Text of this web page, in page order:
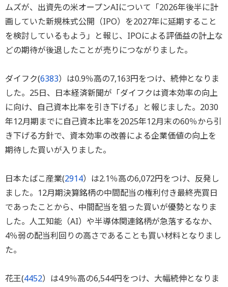
ムズが、出資先の米オープンAIについて「2026年後半に計
画していた新規株式公開（IPO）を2027年に延期すること
を検討しているもよう」と報じ、IPOによる評価益の計上な
どの期待が後退したことが売りにつながりました。
ダイフク(6383）は0.9％高の7,163円をつけ、続伸となりま
した。25日、日本経済新聞が「ダイフクは資本効率の向上
に向け、自己資本比率を引き下げる」と報じました。2030
年12月期までに自己資本比率を2025年12月末の60％から引
き下げる方針で、資本効率の改善による企業価値の向上を
期待した買いが入りました。
日本たばこ産業(2914）は2.1％高の6,072円をつけ、反発し
ました。12月期決算銘柄の中間配当の権利付き最終売買日
であったことから、中間配当を狙った買いが優勢となりま
した。人工知能（AI）や半導体関連銘柄が急落するなか、
4％弱の配当利回りの高さであることも買い材料となりまし
た。
花王(4452）は4.9％高の6,544円をつけ、大幅続伸となりま